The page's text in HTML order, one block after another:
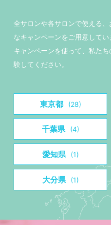
全サロンや各サロンで使える
なキャンペーンをご用意してい
キャンペーンを使って、私た
験してください。
東京都 (28)
千葉県 (4)
愛知県 (1)
大分県 (1)